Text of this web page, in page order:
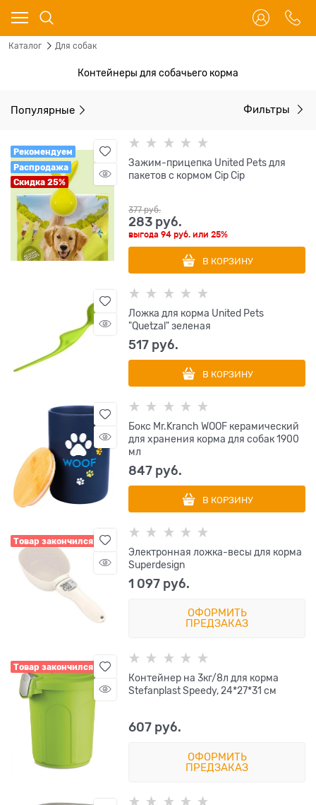
Каталог Для собак
Контейнеры для собачьего корма
Популярные Фильтры
Рекомендуем
Распродажа
Скидка 25%
Зажим-прицепка United Pets для
пакетов с кормом Cip Cip
377 руб.
283 руб.
выгода94 руб. или25%
В КОРЗИНУ
Ложка для корма United Pets
"Quetzal" зеленая
517 руб.
В КОРЗИНУ
Бокс Mr.Kranch WOOF керамический
для хранения корма для собак 1900
мл
847 руб.
В КОРЗИНУ
Товар закончился
Электронная ложка-весы для корма
Superdesign
1 097 руб.
ОФОРМИТЬ
ПРЕДЗАКАЗ
Товар закончился
Контейнер на 3кг/8л для корма
Stefanplast Speedy, 24*27*31 см
607 руб.
ОФОРМИТЬ
ПРЕДЗАКАЗ